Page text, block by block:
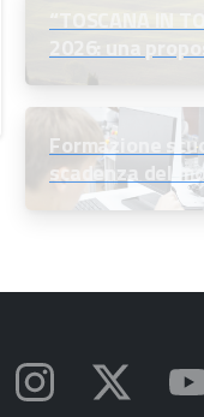
Formazione
scadenza del
all’11